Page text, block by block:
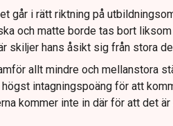
går i rätt riktning på
och matte borde tas bort
skiljer hans åsikt sig från stora
allt mindre och mellanstora
högst intagningspoäng för att
kommer inte in där för att det